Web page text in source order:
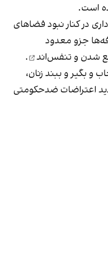
است.
در کنار نبود فضاهای
جزو معدود
شدن و تنفس‌اند
.
و بگیر و ببند زنان،
اعتراضات ضدحکومتی